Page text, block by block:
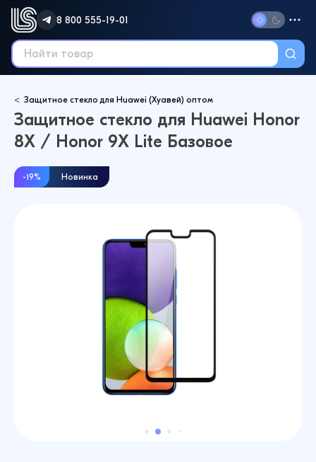
8 800 555-19-01
Защитное стекло для Huawei (Хуавей) оптом
Защитное стекло для Huawei Honor
8X / Honor 9X Lite Базовое
-19% Новинка